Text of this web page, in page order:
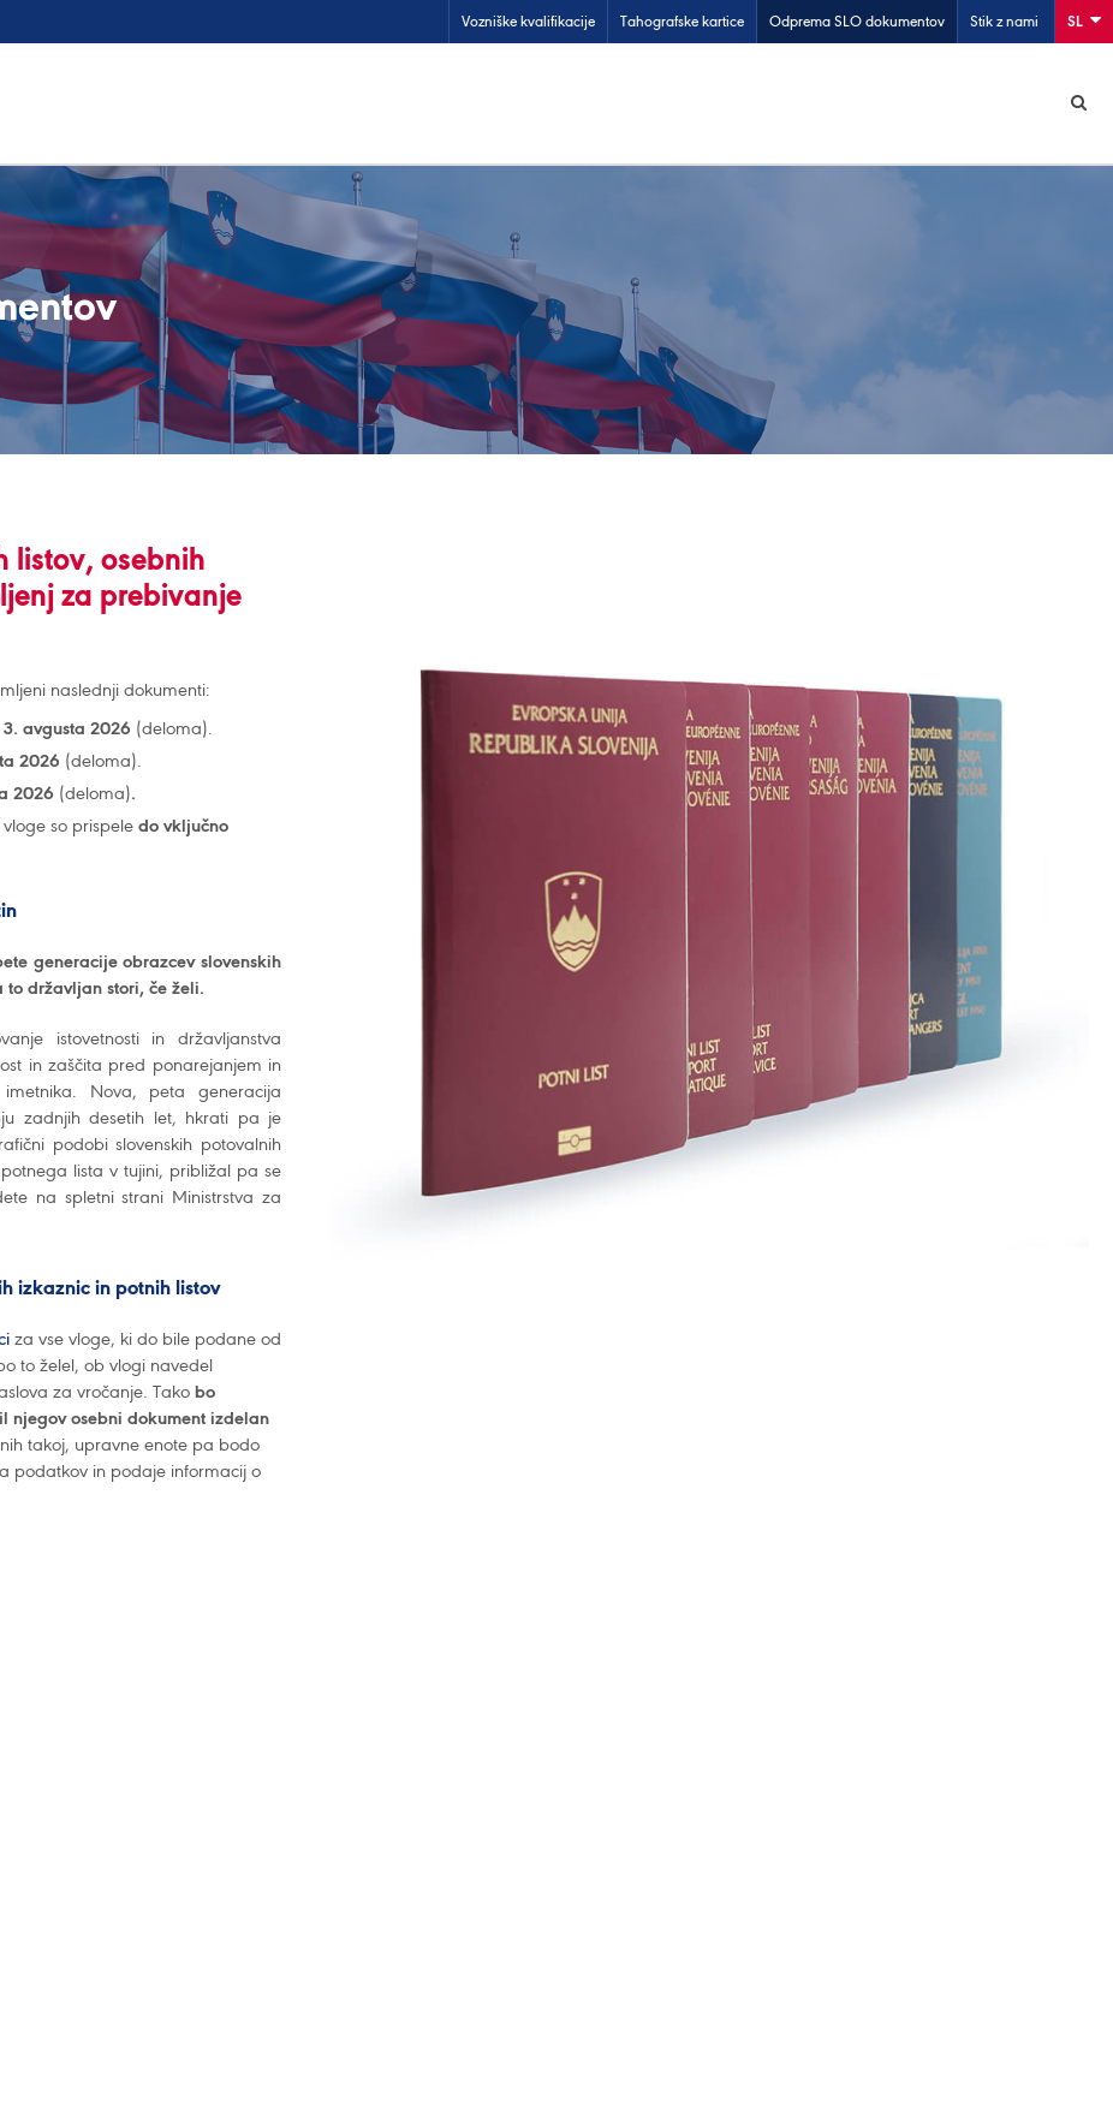
Vozniške kvalifikacije Tahografske kartice Odprema SLO dokumentov Stik z nami SL
listov, osebnih
za prebivanje
naslednji dokumenti:
avgusta 2026 (deloma).
2026 (deloma).
2026 (deloma).
so prispele do vključno
generacije obrazcev slovenskih
državljan stori, če želi.
istovetnosti in državljanstva
in zaščita pred ponarejanjem in
Nova, peta generacija
zadnjih desetih let, hkrati pa je
podobi slovenskih potovalnih
lista v tujini, približal pa se
na spletni strani Ministrstva za
izkaznic in potnih listov
za vse vloge, ki do bile podane od
to želel, ob vlogi navedel
za vročanje. Tako bo
njegov osebni dokument izdelan
takoj, upravne enote pa bodo
podatkov in podaje informacij o